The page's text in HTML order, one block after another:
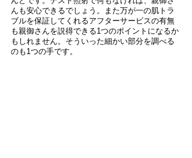
んも安心できるでしょう。また万が一の肌トラ
ブルを保証してくれるアフターサービスの有無
も親御さんを説得できる1つのポイントになるか
もしれません。そういった細かい部分を調べる
のも1つの手です。